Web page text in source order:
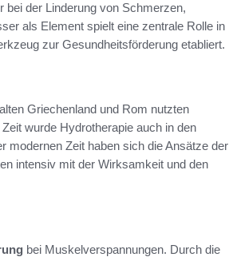
bei der Linderung von Schmerzen,
als Element spielt eine zentrale Rolle in
zur Gesundheitsförderung etabliert.
Griechenland und Rom nutzten
wurde Hydrotherapie auch in den
modernen Zeit haben sich die Ansätze der
intensiv mit der Wirksamkeit und den
bei Muskelverspannungen. Durch die